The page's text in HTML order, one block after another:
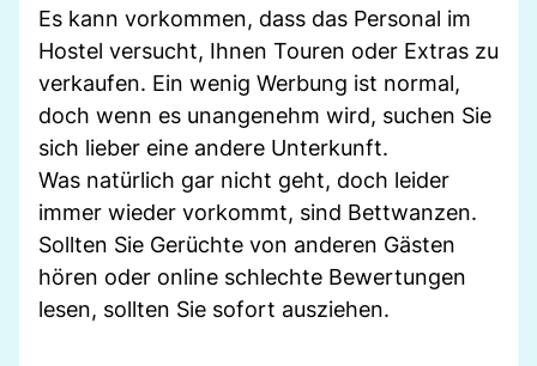
Es kann vorkommen, dass das Personal im
Hostel versucht, Ihnen Touren oder Extras zu
verkaufen. Ein wenig Werbung ist normal,
doch wenn es unangenehm wird, suchen Sie
sich lieber eine andere Unterkunft.
Was natürlich gar nicht geht, doch leider
immer wieder vorkommt, sind Bettwanzen.
Sollten Sie Gerüchte von anderen Gästen
hören oder online schlechte Bewertungen
lesen, sollten Sie sofort ausziehen.